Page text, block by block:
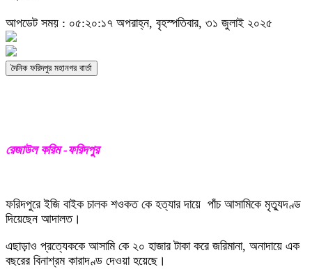
আপডেট সময় : ০৫:২০:১৭ অপরাহ্ন, বৃহস্পতিবার, ৩১ জুলাই ২০২৫
দৈনিক ফরিদপুর মহানগর বার্তা
রেজাউল করিম -ফরিদপুর
ফরিদপুরে ইজি বাইক চালক শওকত কে হত্যার দায়ে পাঁচ আসামিকে মৃত্যুদণ্ড
দিয়েছেন আদালত।
এছাড়াও প্রত্যেককে আসামি কে ২০ হাজার টাকা করে জরিমানা, অনাদায়ে এক
বছরের বিনাশ্রম কারাদণ্ড দেওয়া হয়েছে।